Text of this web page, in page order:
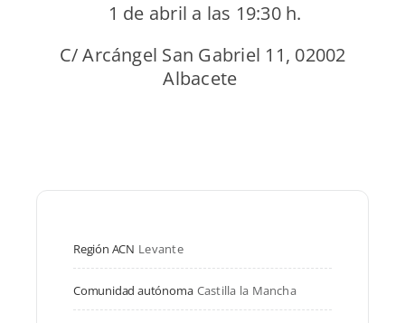
1 de abril a las 19:30 h.
C/Arcángel San Gabriel 11, 02002
Albacete
Región ACN Levante
Comunidad autónoma Castilla la Mancha